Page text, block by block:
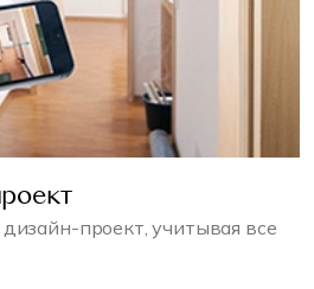
проект, учитывая все